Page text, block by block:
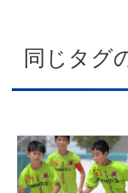
同じタグ